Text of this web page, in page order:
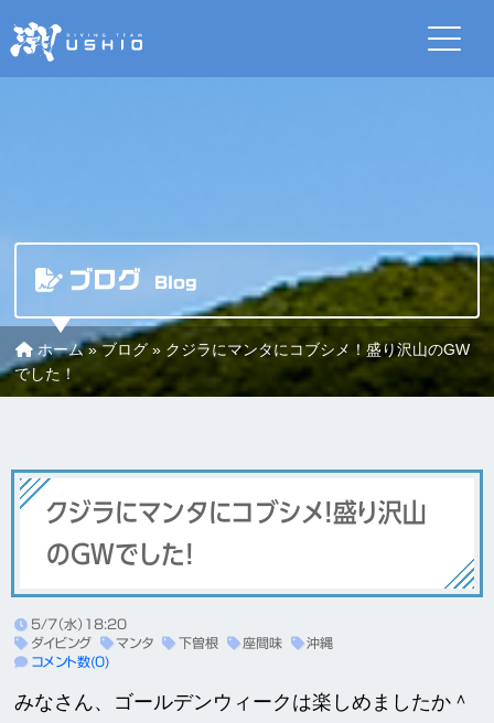
ブログ Blog
ホーム»ブログ» クジラにマンタにコブシメ！盛り沢山のGW
でした！
クジラにマンタにコブシメ！盛り沢山
のGWでした！
5/7（水）18:20
ダイビング
マンタ 下曽根 座間味
沖縄
コメント数(0)
みなさん、ゴールデンウィークは楽しめましたか＾